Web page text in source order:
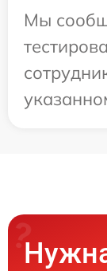
Мы